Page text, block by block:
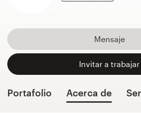
Mensaje
Invitar a trabajar
Portafolio Acerca de